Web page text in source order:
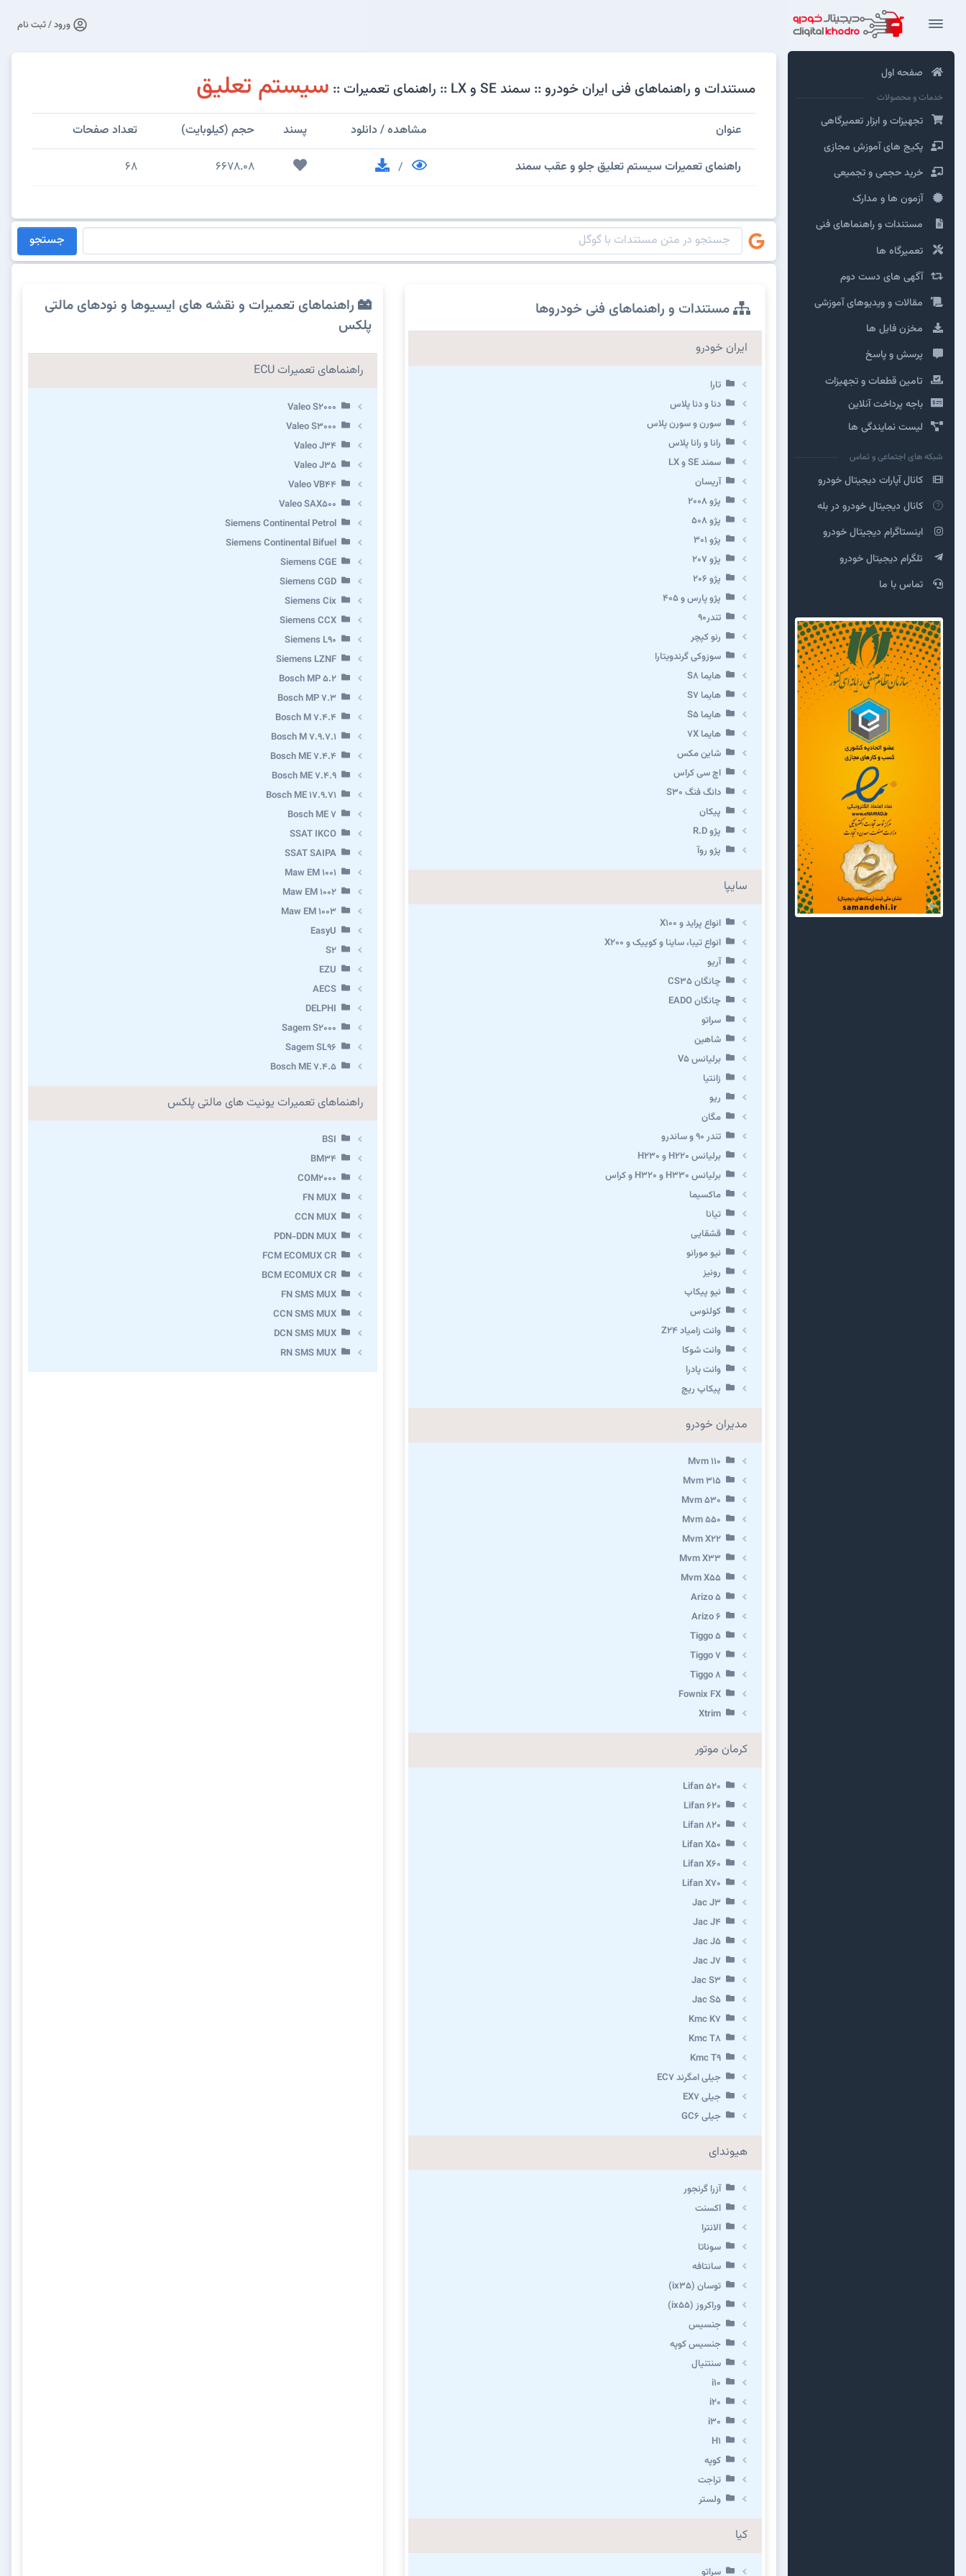
صفحه اول
خدمات و محصولات
تجهیزات و ابزار تعمیرگاهی
پکیج های آموزش مجازی
خرید حجمی و تجمیعی
آزمون ها و مدارک
مستندات و راهنماهای فنی
تعمیرگاه ها
آگهی های دست دوم
مقالات و ویدیوهای آموزشی
مخزن فایل ها
پرسش و پاسخ
تامین قطعات و تجهیزات
باجه پرداخت آنلاین
لیست نمایندگی ها
شبکه های اجتماعی و تماس
کانال آپارات دیجیتال خودرو
کانال دیجیتال خودرو در بله
اینستاگرام دیجیتال خودرو
تلگرام دیجیتال خودرو
تماس با ما
ورود / ثبت نام
مستندات و راهنماهای فنی ایران خودرو :: سمند SE و LX :: راهنمای تعمیرات :: سیستم تعلیق
عنوان مشاهده / دانلود پسند حجم (کیلوبایت) تعداد صفحات
راهنمای تعمیرات سیستم تعلیق جلو و عقب سمند /
6678.08
68
جستجو
مستندات و راهنماهای فنی خودروها
ایران خودرو
تارا
دنا و دنا پلاس
سورن و سورن پلاس
رانا و رانا پلاس
سمند SE و LX
آریسان
پژو ۲۰۰۸
پژو ۵۰۸
پژو 301
پژو ۲۰۷
پژو ۲۰۶
پژو پارس و ۴۰۵
تندر۹۰
رنو کپچر
سوزوکی گرندویتارا
هایما S8
هایما S7
هایما S5
هایما 7X
شاین مکس
اچ سی کراس
دانگ فنگ S30
پیکان
پژو R.D
پژو روآ
سایپا
انواع پراید و X100
انواع تیبا، ساینا و کوییک و X200
آریو
چانگان CS35
چانگان EADO
سراتو
شاهین
برلیانس V5
زانتیا
ریو
مگان
تندر ۹۰ و ساندرو
برلیانس H220 و H230
برلیانس H330 و H320 و کراس
ماکسیما
تیانا
قشقایی
نیو مورانو
رونیز
نیو پیکاپ
كولئوس
وانت زامیاد Z24
وانت شوکا
وانت پادرا
پیکاپ ریچ
مدیران خودرو
Mvm 110
Mvm 315
Mvm 530
Mvm 550
Mvm X22
Mvm X33
Mvm X55
Arizo 5
Arizo 6
Tiggo 5
Tiggo 7
Tiggo 8
Fownix FX
Xtrim
کرمان موتور
Lifan 520
Lifan 620
Lifan 820
Lifan X50
Lifan X60
Lifan X70
Jac J3
Jac J4
Jac J5
Jac J7
Jac S3
Jac S5
Kmc K7
Kmc T8
Kmc T9
جیلی امگرند EC7
جیلی EX7
جیلی GC6
هیوندای
آزرا گرنجور
اکسنت
الانترا
سوناتا
سانتافه
توسان (ix35)
وراکروز (ix55)
جنسیس
جنسیس کوپه
سنتنیال
i10
i20
i30
H1
کوپه
تراجت
ولستر
کیا
سراتو
راهنماهای تعمیرات و نقشه های ایسیوها و نودهای مالتی
پلکس
راهنماهای تعمیرات ECU
Valeo S2000
Valeo S3000
Valeo J34
Valeo J35
Valeo VB44
Valeo SAX500
Siemens Continental Petrol
Siemens Continental Bifuel
Siemens CGE
Siemens CGD
Siemens Cix
Siemens CCX
Siemens L90
Siemens LZNF
Bosch MP 5.2
Bosch MP 7.3
Bosch M 7.4.4
Bosch M 7.9.7.1
Bosch ME 7.4.4
Bosch ME 7.4.9
Bosch ME 17.9.71
Bosch ME 7
SSAT IKCO
SSAT SAIPA
Maw EM 1001
Maw EM 1002
Maw EM 1003
EasyU
S2
EZU
AECS
DELPHI
Sagem S2000
Sagem SL96
Bosch ME 7.4.5
راهنماهای تعمیرات یونیت های مالتی پلکس
BSI
BM34
COM2000
FN MUX
CCN MUX
PDN-DDN MUX
FCM ECOMUX CR
BCM ECOMUX CR
FN SMS MUX
CCN SMS MUX
DCN SMS MUX
RN SMS MUX